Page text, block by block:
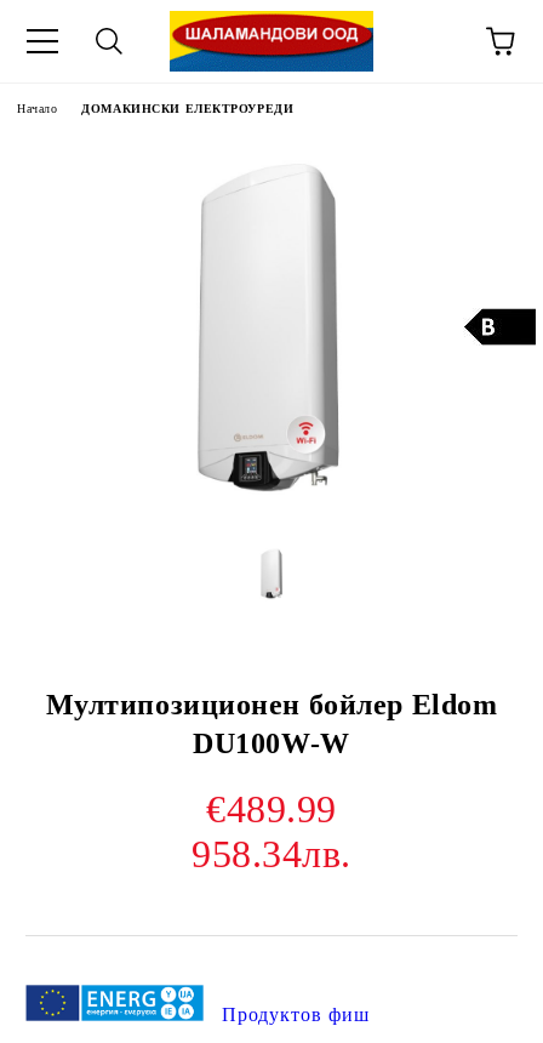
Начало ДОМАКИНСКИ ЕЛЕКТРОУРЕДИ
Мултипозиционен бойлер Eldom
DU100W-W
€489.99
958.34лв.
Продуктов фиш